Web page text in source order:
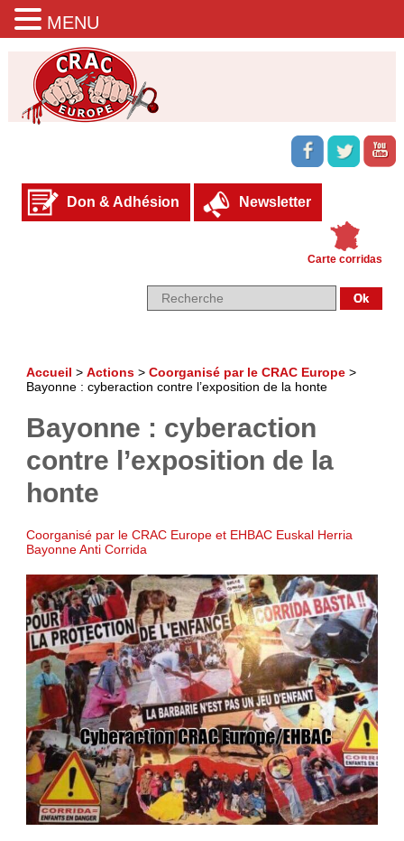
Don & Adhésion Newsletter
Carte corridas
Accueil > Actions> Coorganisé par le CRAC Europe>
Bayonne : cyberaction contre l’exposition de la honte
Bayonne : cyberaction
contre l’exposition de la
honte
Coorganisé par le CRAC Europe et EHBAC Euskal Herria
Bayonne Anti Corrida
MENU